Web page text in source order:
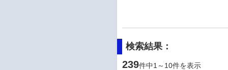
検索結果：
239件中1～10件を表示